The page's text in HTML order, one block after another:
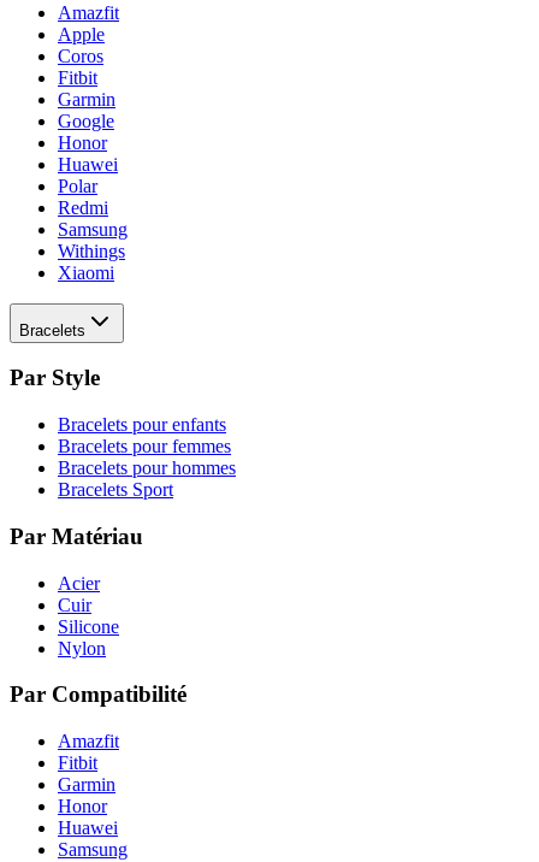
Amazfit
Apple
Coros
Fitbit
Garmin
Google
Honor
Huawei
Polar
Redmi
Samsung
Withings
Xiaomi
Bracelets
Par Style
Bracelets pour enfants
Bracelets pour femmes
Bracelets pour hommes
Bracelets Sport
Par Matériau
Acier
Cuir
Silicone
Nylon
Par Compatibilité
Amazfit
Fitbit
Garmin
Honor
Huawei
Samsung